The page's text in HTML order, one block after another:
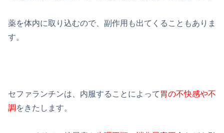
薬を体内に取り込むので、副作用も出てくることもありま
す。
セファランチンは、内服することによって 胃の不快感や不
調 をきたします。